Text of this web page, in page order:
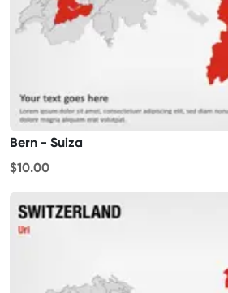
Bern - Suiza
$10.00